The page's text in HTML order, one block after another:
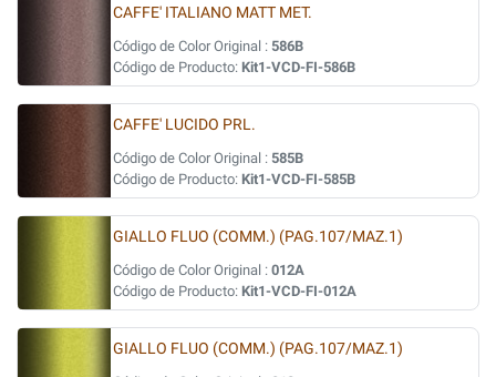
CAFFE' ITALIANO MATT MET.
Código de Color Original : 586B
Código de Producto: Kit1-VCD-FI-586B
CAFFE' LUCIDO PRL.
Código de Color Original : 585B
Código de Producto: Kit1-VCD-FI-585B
GIALLO FLUO (COMM.) (PAG.107/MAZ.1)
Código de Color Original : 012A
Código de Producto: Kit1-VCD-FI-012A
GIALLO FLUO (COMM.) (PAG.107/MAZ.1)